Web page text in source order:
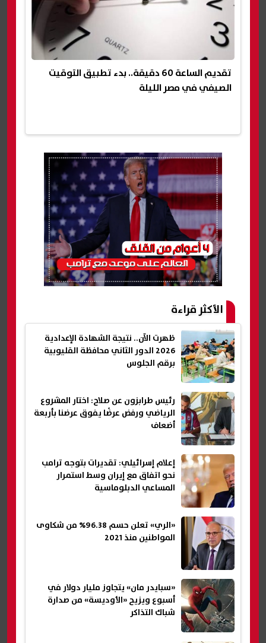
تقديم الساعة 60 دقيقة.. بدء تطبيق التوقيت
الصيفي في مصر الليلة
الأكثر قراءة
ظهرت الآن.. نتيجة الشهادة الإعدادية
2026 الدور الثاني محافظة القليوبية
برقم الجلوس
رئيس طرابزون عن صلاح: اختار المشروع
الرياضي ورفض عرضًا يفوق عرضنا بأربعة
أضعاف
إعلام إسرائيلي: تقديرات بتوجه ترامب
نحو اتفاق مع إيران وسط استمرار
المساعي الدبلوماسية
«الري» تعلن حسم 96.38% من شكاوى
المواطنين منذ 2021
«سبايدر مان» يتجاوز مليار دولار في
أسبوع ويزيح «الأوديسة» من صدارة
شباك التذاكر